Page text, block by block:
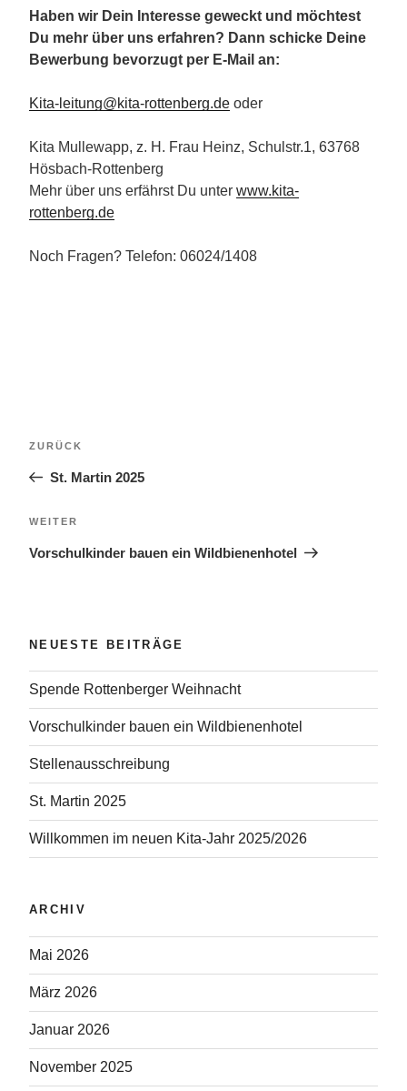
Haben wir Dein Interesse geweckt und möchtest
Du mehr über uns erfahren? Dann schicke Deine
Bewerbung bevorzugt per E-Mail an:
Kita-leitung@kita-rottenberg.de oder
Kita Mullewapp, z. H. Frau Heinz, Schulstr.1, 63768
Hösbach-Rottenberg
Mehr über uns erfährst Du unter www.kita-
rottenberg.de
Noch Fragen? Telefon: 06024/1408
Vorheriger
ZURÜCK
St. Martin 2025
Nächster
WEITER
Vorschulkinder bauen ein Wildbienenhotel
NEUESTE BEITRÄGE
Spende Rottenberger Weihnacht
Vorschulkinder bauen ein Wildbienenhotel
Stellenausschreibung
St. Martin 2025
Willkommen im neuen Kita-Jahr 2025/2026
ARCHIV
Mai 2026
März 2026
Januar 2026
November 2025